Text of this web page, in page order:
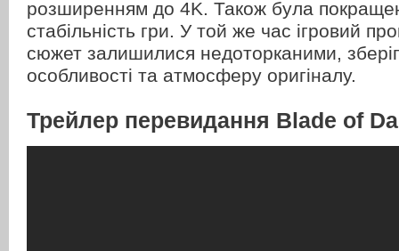
розширенням до 4K. Також була
стабільність гри. У той же час ігровий
сюжет залишилися недоторканими,
особливості та атмосферу оригіналу.
Трейлер перевидання Blade of